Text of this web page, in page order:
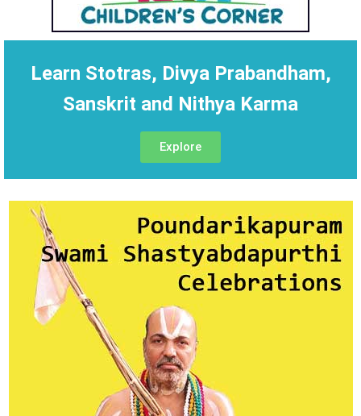
Learn Stotras, Divya Prabandham,
Sanskrit and Nithya Karma
Explore